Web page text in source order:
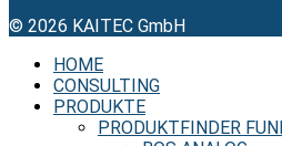
© 2026 KAITEC GmbH
HOME
CONSULTING
PRODUKTE
PRODUKTFINDER